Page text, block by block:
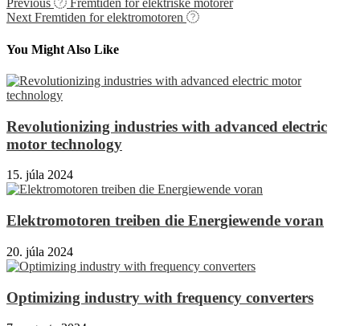
Navigácia
v
článku
Previous
Fremtiden for elektriske motorer
Next Fremtiden for elektromotoren
You Might Also Like
Revolutionizing industries with advanced electric
motor technology
15. júla 2024
Elektromotoren treiben die Energiewende voran
20. júla 2024
Optimizing industry with frequency converters